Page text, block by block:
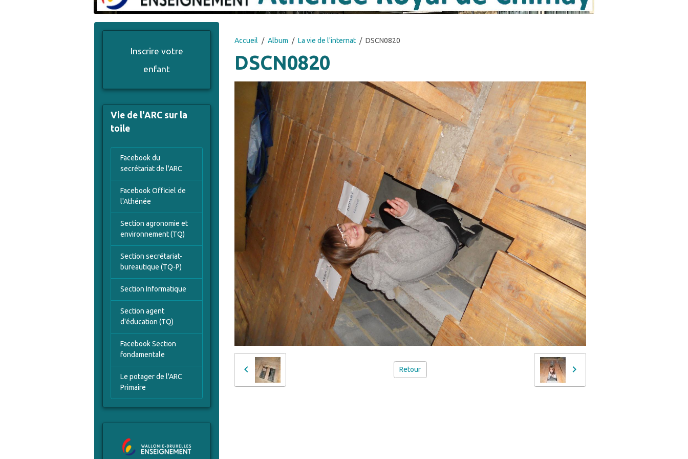
Accueil Album La vie de l'internat DSCN0820
DSCN0820
Retour
Inscrire votre
enfant
Vie de l'ARC sur la
toile
Facebook du
secrétariat de l'ARC
Facebook Officiel de
l'Athénée
Section agronomie et
environnement (TQ)
Section secrétariat-
bureautique (TQ-P)
Section Informatique
Section agent
d'éducation (TQ)
Facebook Section
fondamentale
Le potager de l'ARC
Primaire